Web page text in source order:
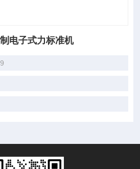
电子式力标准机